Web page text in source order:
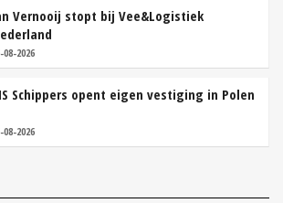
Vernooij stopt bij Vee&Logistiek
08-2026
Schippers opent eigen vestiging in Polen
08-2026